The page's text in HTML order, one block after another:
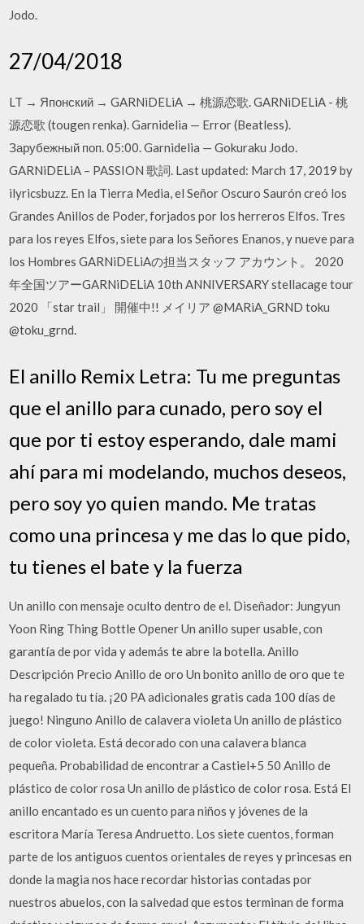
Jodo.
27/04/2018
LT → Японский → GARNiDELiA → 桃源恋歌. GARNiDELiA - 桃
源恋歌 (tougen renka). Garnidelia — Error (Beatless).
Зарубежный поп. 05:00. Garnidelia — Gokuraku Jodo.
GARNiDELiA – PASSION 歌詞. Last updated: March 17, 2019 by
ilyricsbuzz. En la Tierra Media, el Señor Oscuro Saurón creó los
Grandes Anillos de Poder, forjados por los herreros Elfos. Tres
para los reyes Elfos, siete para los Señores Enanos, y nueve para
los Hombres GARNiDELiAの担当スタッフ アカウント。 2020
年全国ツアーGARNiDELiA 10th ANNIVERSARY stellacage tour
2020 「star trail」 開催中!! メイリア @MARiA_GRND toku
@toku_grnd.
El anillo Remix Letra: Tu me preguntas
que el anillo para cunado, pero soy el
que por ti estoy esperando, dale mami
ahí para mi modelando, muchos deseos,
pero soy yo quien mando. Me tratas
como una princesa y me das lo que pido,
tu tienes el bate y la fuerza
Un anillo con mensaje oculto dentro de el. Diseñador: Jungyun
Yoon Ring Thing Bottle Opener Un anillo super usable, con
garantía de por vida y además te abre la botella. Anillo
Descripción Precio Anillo de oro Un bonito anillo de oro que te
ha regalado tu tía. ¡20 PA adicionales gratis cada 100 días de
juego! Ninguno Anillo de calavera violeta Un anillo de plástico
de color violeta. Está decorado con una calavera blanca
pequeña. Probabilidad de encontrar a Castiel+5 50 Anillo de
plástico de color rosa Un anillo de plástico de color rosa. Está El
anillo encantado es un cuento para niños y jóvenes de la
escritora María Teresa Andruetto. Los siete cuentos, forman
parte de los antiguos cuentos orientales de reyes y princesas en
donde la magia nos hace recordar historias contadas por
nuestros abuelos, con la salvedad que estos terminan de forma